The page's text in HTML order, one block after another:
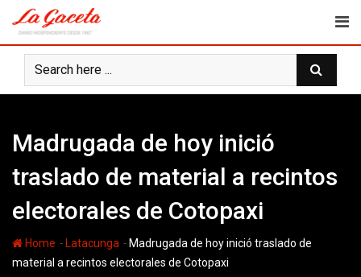
content
Madrugada de hoy inició
traslado de material a recintos
electorales de Cotopaxi
Home - Latacunga - Madrugada de hoy inició traslado de
material a recintos electorales de Cotopaxi